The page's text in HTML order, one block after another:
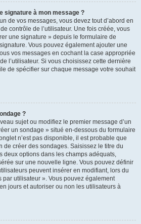
signature à mon message ?
de vos messages, vous devez tout d’abord en
contrôle de l’utilisateur. Une fois créée, vous
une signature » depuis le formulaire de
Vous pouvez également ajouter une
vos messages en cochant la case appropriée
l’utilisateur. Si vous choisissez cette dernière
de spécifier sur chaque message votre souhait
?
sujet ou modifiez le premier message d’un
un sondage » situé en-dessous du formulaire
n’est pas disponible, il est probable que
de créer des sondages. Saisissez le titre du
deux options dans les champs adéquats,
sur une nouvelle ligne. Vous pouvez définir
peuvent insérer en modifiant, lors du
par utilisateur ». Vous pouvez également
jours et autoriser ou non les utilisateurs à